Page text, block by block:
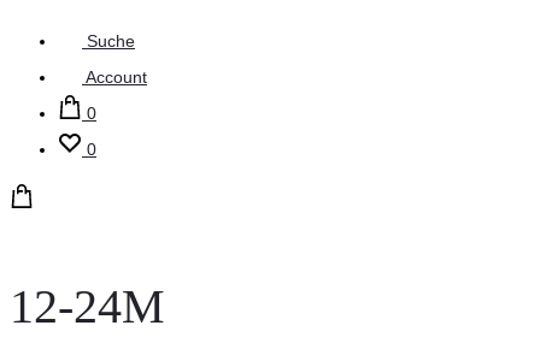
Suche
Account
0
0
12-24M